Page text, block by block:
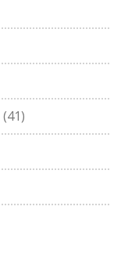
(41)